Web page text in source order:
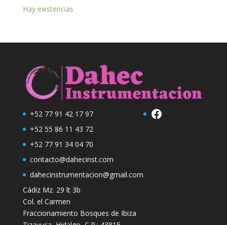
Hay existencias
+52 77 91 42 17 97
+52 55 86 11 43 72
+52 77 91 34 04 70
contacto@dahecinst.com
dahecinstrumentacion@gmail.com
Facebook
Cádiz Mz. 29 lt 3b
Col. el Carmen
Fraccionamiento Bosques de Ibiza